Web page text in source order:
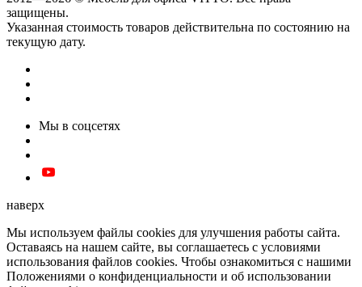
защищены.
Указанная стоимость товаров действительна по состоянию на
текущую дату.
Мы в соцсетях
наверх
Мы используем файлы cookies для улучшения работы сайта.
Оставаясь на нашем сайте, вы соглашаетесь с условиями
использования файлов cookies. Чтобы ознакомиться с нашими
Положениями о конфиденциальности и об использовании